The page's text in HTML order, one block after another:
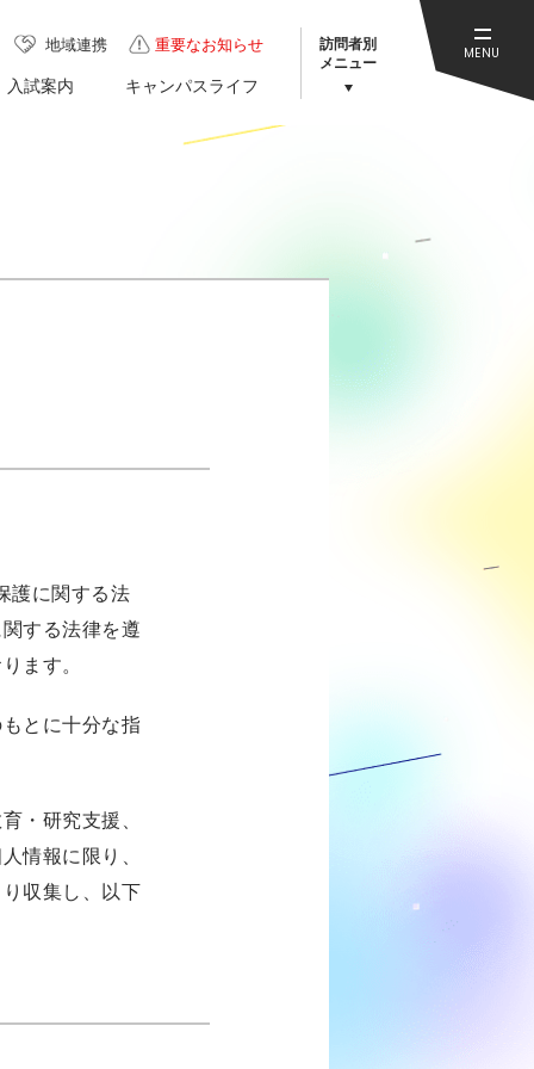
地域連携 重要なお知らせ
入試案内 キャンパスライフ
訪問者別
メニュー
MENU
護に関する法
する法律を遵
ます。
とに十分な指
・研究支援、
情報に限り、
収集し、以下